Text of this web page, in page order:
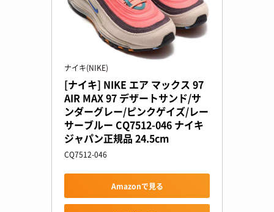
ナイキ(NIKE)
[ナイキ] NIKE エア マックス 97
AIR MAX 97 デザートサンド/サ
ンダーグレー/ピンクゲイズ/レー
サーブルー CQ7512-046 ナイキ
ジャパン正規品 24.5cm
CQ7512-046
Amazonで見る